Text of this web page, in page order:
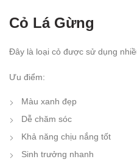
Cỏ Lá Gừng
Đây là loại cỏ được sử dụng
Ưu điểm:
Màu xanh đẹp
Dễ chăm sóc
Khả năng chịu nắng tốt
Sinh trưởng nhanh